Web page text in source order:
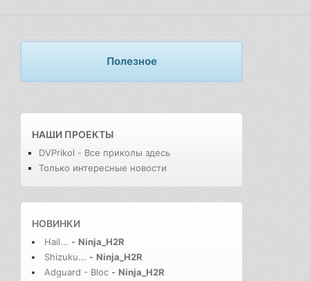
Полезное
НАШИ ПРОЕКТЫ
DVPrikol - Все приколы здесь
Только интересные новости
НОВИНКИ
Hail... - Ninja_H2R
Shizuku... - Ninja_H2R
Adguard - Bloc - Ninja_H2R